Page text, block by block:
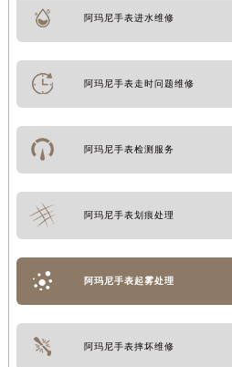
阿玛尼手表进水维修
阿玛尼手表走时问题维修
阿玛尼手表检测服务
阿玛尼手表划痕处理
阿玛尼手表起雾处理
阿玛尼手表摔坏维修